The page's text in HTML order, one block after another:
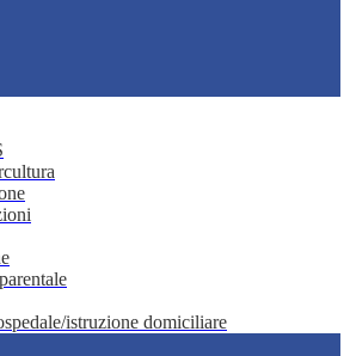
istruzione domiciliare